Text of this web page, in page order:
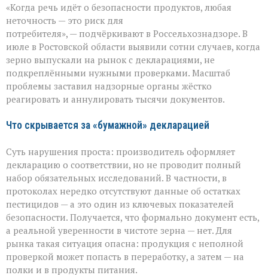
под
Ростовской
области
вскрыли
массовые
нарушения
декларирования
«Когда речь идёт о безопасности продуктов, любая
неточность — это риск для
потребителя», — подчёркивают в Россельхознадзоре. В
июле в Ростовской области выявили сотни случаев, когда
зерно выпускали на рынок с декларациями, не
подкреплёнными нужными проверками. Масштаб
проблемы заставил надзорные органы жёстко
реагировать и аннулировать тысячи документов.
Что скрывается за «бумажной» декларацией
Суть нарушения проста: производитель оформляет
декларацию о соответствии, но не проводит полный
набор обязательных исследований. В частности, в
протоколах нередко отсутствуют данные об остатках
пестицидов — а это один из ключевых показателей
безопасности. Получается, что формально документ есть,
а реальной уверенности в чистоте зерна — нет. Для
рынка такая ситуация опасна: продукция с неполной
проверкой может попасть в переработку, а затем — на
полки и в продукты питания.